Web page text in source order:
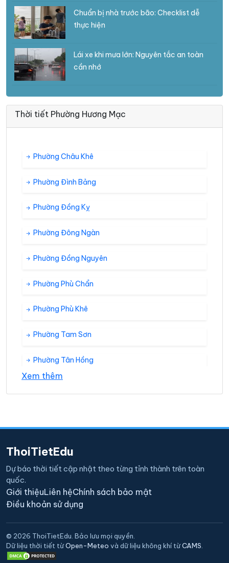
Chuẩn bị nhà trước bão: Checklist dễ
thực hiện
Lái xe khi mưa lớn: Nguyên tắc an toàn
cần nhớ
Thời tiết Phường Hương Mạc
Phường Châu Khê
Phường Đình Bảng
Phường Đồng Kỵ
Phường Đông Ngàn
Phường Đồng Nguyên
Phường Phù Chẩn
Phường Phù Khê
Phường Tam Sơn
Phường Tân Hồng
Xem thêm
ThoiTietEdu
Dự báo thời tiết cập nhật theo từng tỉnh thành trên toàn
quốc.
Giới thiệuLiên hệChính sách bảo mật
Điều khoản sử dụng
© 2026 ThoiTietEdu. Bảo lưu mọi quyền.
Dữ liệu thời tiết từOpen-Meteo và dữ liệu không khí từCAMS